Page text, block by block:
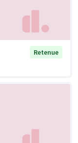
Retenue